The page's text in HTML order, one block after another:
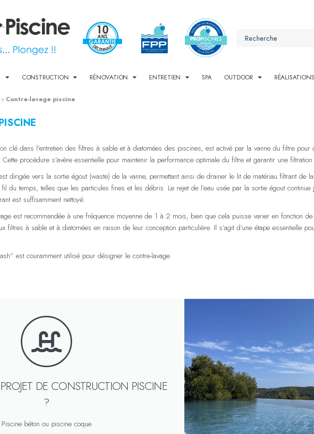
CONSTRUCTION RÉNOVATION ENTRETIEN SPA OUTDOOR RÉALISATIONS
» Contre-lavage piscine
clé dans l’entretien des filtres à sable et à diatomées des piscines, est activé par la vanne du filtre
procédure s’avère essentielle pour maintenir la performance optimale du filtre et garantir une
dirigée vers la sortie égout (waste) de la vanne, permettant ainsi de drainer le lit de matériau filtrant de
du temps, telles que les particules fines et les débris. Le rejet de l’eau usée par la sortie égout continue
est suffisamment nettoyé.
est recommandée à une fréquence moyenne de 1 à 2 mois, bien que cela puisse varier en fonction
filtres à sable et à diatomées en raison de leur conception particulière. Il s’agit d’une étape essentielle
est couramment utilisé pour désigner le contre-lavage.
DE CONSTRUCTION PISCINE
?
Piscine béton ou piscine coque